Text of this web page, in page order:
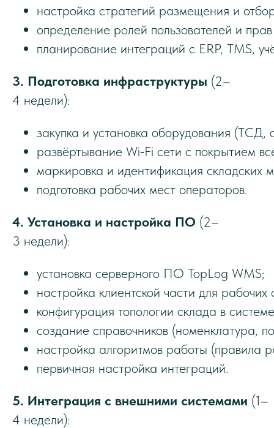
настройка стратегий размещения и
определение ролей пользователей и
планирование интеграций с ERP, TMS,
3. Подготовка инфраструктуры (2–
4 недели):
закупка и установка оборудования
развёртывание Wi‑Fi сети с покрытием
маркировка и идентификация складских
подготовка рабочих мест операторов.
4. Установка и настройка ПО (2–
3 недели):
установка серверного ПО TopLog WMS;
настройка клиентской части для
конфигурация топологии склада в
создание справочников (номенклатура,
настройка алгоритмов работы (правила
первичная настройка интеграций.
5. Интеграция с внешними системами (1–
4 недели):